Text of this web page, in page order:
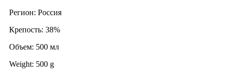
Регион: Россия
Крепость: 38%
Объем: 500 мл
Weight: 500 g